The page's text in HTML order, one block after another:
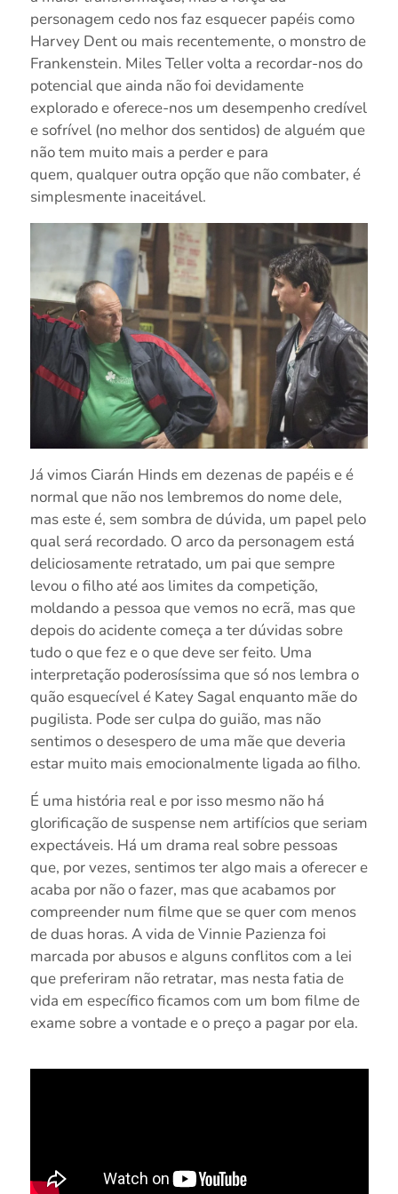
personagem cedo nos faz esquecer papéis como
Harvey Dent ou mais recentemente, o monstro de
Frankenstein. Miles Teller volta a recordar-nos do
potencial que ainda não foi devidamente
explorado e oferece-nos um desempenho credível
e sofrível (no melhor dos sentidos) de alguém que
não tem muito mais a perder e para
quem, qualquer outra opção que não combater, é
simplesmente inaceitável.
Já vimos Ciarán Hinds em dezenas de papéis e é
normal que não nos lembremos do nome dele,
mas este é, sem sombra de dúvida, um papel pelo
qual será recordado. O arco da personagem está
deliciosamente retratado, um pai que sempre
levou o filho até aos limites da competição,
moldando a pessoa que vemos no ecrã, mas que
depois do acidente começa a ter dúvidas sobre
tudo o que fez e o que deve ser feito. Uma
interpretação poderosíssima que só nos lembra o
quão esquecível é Katey Sagal enquanto mãe do
pugilista. Pode ser culpa do guião, mas não
sentimos o desespero de uma mãe que deveria
estar muito mais emocionalmente ligada ao filho.
É uma história real e por isso mesmo não há
glorificação de suspense nem artifícios que seriam
expectáveis. Há um drama real sobre pessoas
que, por vezes, sentimos ter algo mais a oferecer e
acaba por não o fazer, mas que acabamos por
compreender num filme que se quer com menos
de duas horas. A vida de Vinnie Pazienza foi
marcada por abusos e alguns conflitos com a lei
que preferiram não retratar, mas nesta fatia de
vida em específico ficamos com um bom filme de
exame sobre a vontade e o preço a pagar por ela.